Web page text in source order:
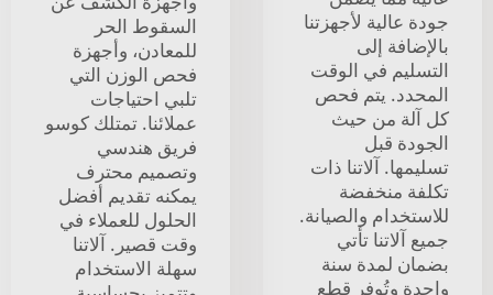
جودة عالية لأجهزتنا
بالإضافة إلى
التسليم في الوقت
المحدد. يتم فحص
كل آلة من حيث
الجودة قبل
تسليمها. آلاتنا ذات
تكلفة منخفضة
للاستخدام والصيانة.
جميع آلاتنا تأتي
بضمان لمدة سنة
واحدة وتُوفر قطع
السقوط الحر
للمعادن، وأجهزة
فحص الوزن التي
تلبي احتياجات
عملائنا. تمتلك كوسو
فريق هندسي
وتصميم محترف
يمكنه تقديم أفضل
الحلول للعملاء في
وقت قصير. آلاتنا
سهلة الاستخدام